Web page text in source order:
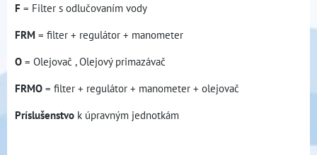
F = Filter s odlučovaním vody
FRM = filter + regulátor + manometer
O = Olejovač , Olejový primazávač
FRMO = filter + regulátor + manometer + olejovač
Príslušenstvo k úpravným jednotkám